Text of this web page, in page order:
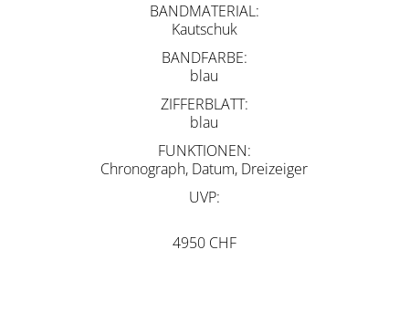
BANDMATERIAL
Kautschuk
BANDFARBE
blau
ZIFFERBLATT
blau
FUNKTIONEN
Chronograph, Datum, Dreizeiger
UVP
4950 CHF